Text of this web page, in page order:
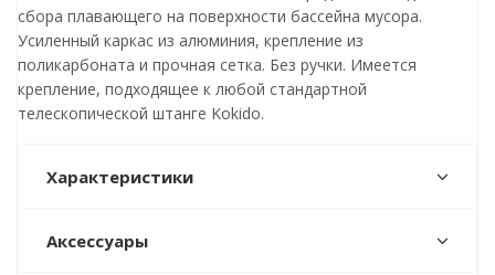
сбора плавающего на поверхности бассейна мусора.
Усиленный каркас из алюминия, крепление из
поликарбоната и прочная сетка. Без ручки. Имеется
крепление, подходящее к любой стандартной
телескопической штанге Kokido.
Характеристики
Аксессуары